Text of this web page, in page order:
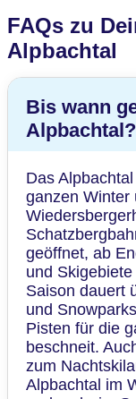
FAQs zu
Alpbachtal
Bis wann
Alpbachtal?
Das
ganzen Winter
geöffnet, ab
und
Saison dauert
und
Pisten für die
beschneit.
zum
Alpbachtal im